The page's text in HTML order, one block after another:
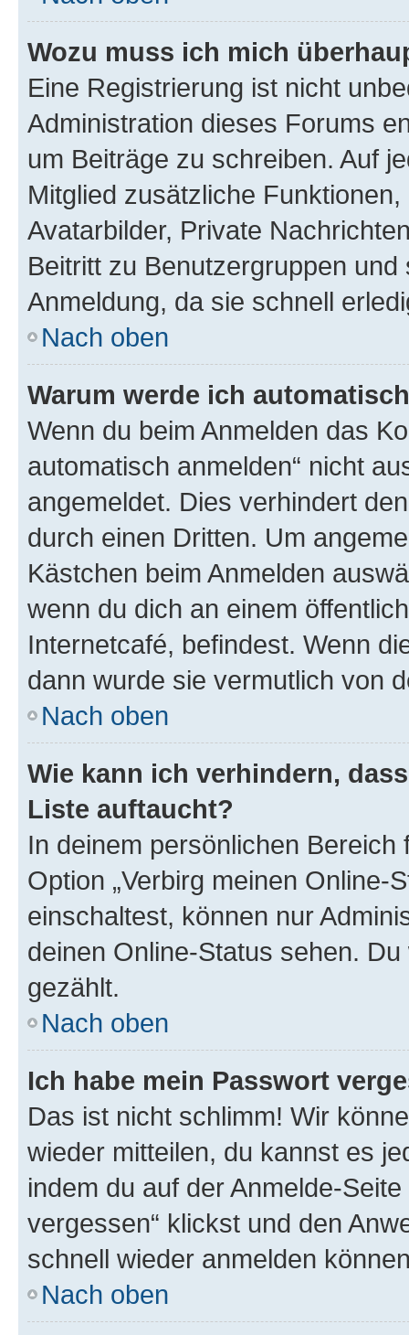
Wozu muss ich mich
Eine Registrierung ist nicht
Administration dieses Forums
um Beiträge zu schreiben. Auf
Mitglied zusätzliche
Avatarbilder, Private
Beitritt zu Benutzergruppen
Anmeldung, da sie schnell
Nach oben
Warum werde ich
Wenn du beim Anmelden das
automatisch anmelden“ nicht
angemeldet. Dies verhindert
durch einen Dritten. Um
Kästchen beim Anmelden
wenn du dich an einem
Internetcafé, befindest. Wenn
dann wurde sie vermutlich von
Nach oben
Wie kann ich verhindern,
Liste auftaucht?
In deinem persönlichen
Option „Verbirg meinen Online-
einschaltest, können nur
deinen Online-Status sehen.
gezählt.
Nach oben
Ich habe mein Passwort
Das ist nicht schlimm! Wir
wieder mitteilen, du kannst es
indem du auf der Anmelde-
vergessen“ klickst und den
schnell wieder anmelden
Nach oben